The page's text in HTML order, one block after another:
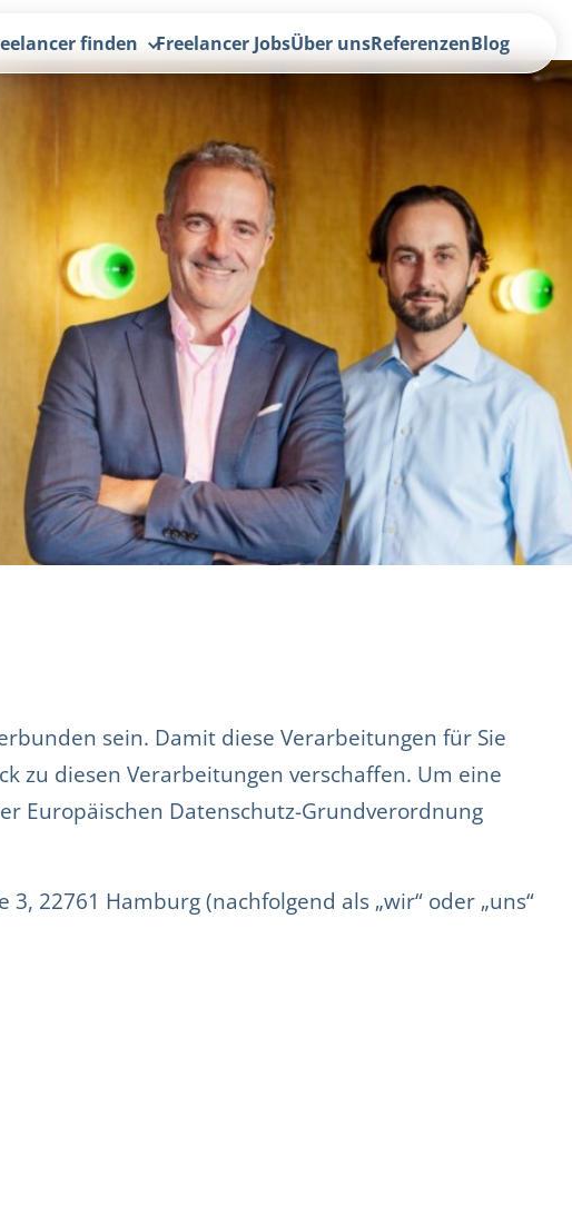
finden Freelancer JobsÜber unsReferenzenBlog
sein. Damit diese Verarbeitungen für Sie
zu diesen Verarbeitungen verschaffen. Um eine
Europäischen Datenschutz-Grundverordnung
22761 Hamburg (nachfolgend als „wir“ oder „uns“